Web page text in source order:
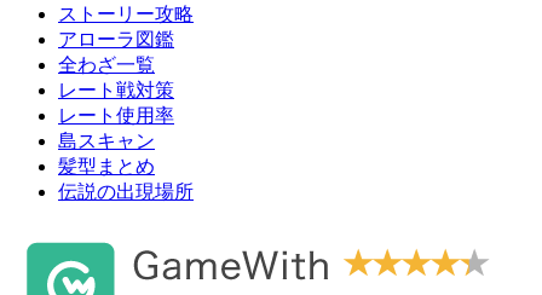
ストーリー攻略
アローラ図鑑
全わざ一覧
レート戦対策
レート使用率
島スキャン
髪型まとめ
伝説の出現場所